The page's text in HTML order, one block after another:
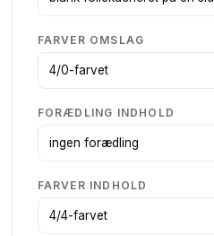
FARVER OMSLAG
FORÆDLING INDHOLD
FARVER INDHOLD